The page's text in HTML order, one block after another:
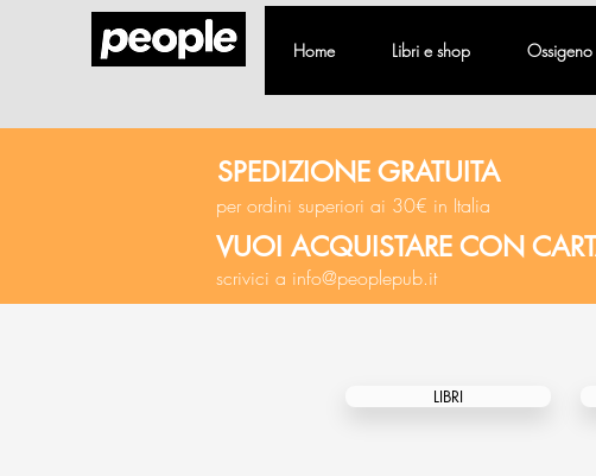
Home Libri e shop Ossigeno
SPEDIZIONE GRATUITA
per ordini superiori ai 30€ in Italia
VUOI ACQUISTARE CON
scrivici a info@peoplepub.it
LIBRI